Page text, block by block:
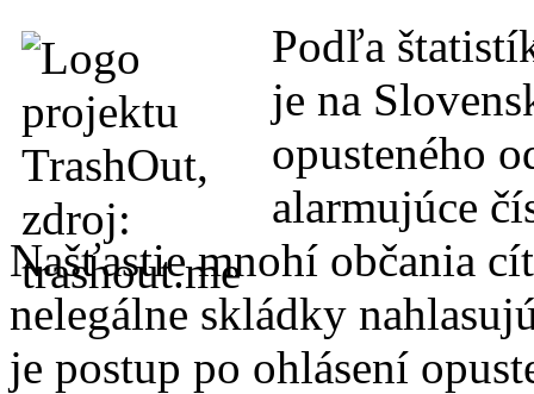
Podľa
je na
opusteného
alarmujúce
Našťastie mnohí občania
nelegálne skládky
je postup po ohlásení